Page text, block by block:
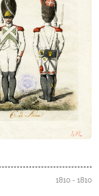
1810 - 1810